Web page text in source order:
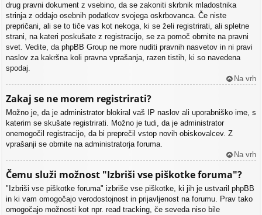
drug pravni dokument z vsebino, da se zakoniti skrbnik mladostnika
strinja z oddajo osebnih podatkov svojega oskrbovanca. Če niste
prepričani, ali se to tiče vas kot nekoga, ki se želi registrirati, ali spletne
strani, na kateri poskušate z registracijo, se za pomoč obrnite na pravni
svet. Vedite, da phpBB Group ne more nuditi pravnih nasvetov in ni pravi
naslov za kakršna koli pravna vprašanja, razen tistih, ki so navedena
spodaj.
Na vrh
Zakaj se ne morem registrirati?
Možno je, da je administrator blokiral vaš IP naslov ali uporabniško ime, s
katerim se skušate registrirati. Možno je tudi, da je administrator
onemogočil registracijo, da bi preprečil vstop novih obiskovalcev. Z
vprašanji se obrnite na administratorja foruma.
Na vrh
Čemu služi možnost "Izbriši vse piškotke foruma"?
"Izbriši vse piškotke foruma" izbriše vse piškotke, ki jih je ustvaril phpBB
in ki vam omogočajo verodostojnost in prijavljenost na forumu. Prav tako
omogočajo možnosti kot npr. read tracking, če seveda niso bile